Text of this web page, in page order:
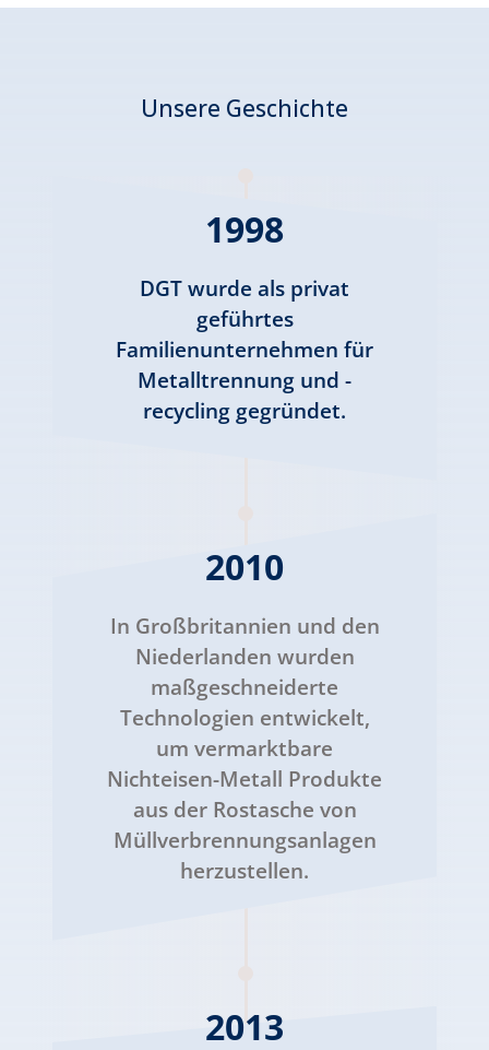
Unsere Geschichte
1998
DGT wurde als privat
geführtes
Familienunternehmen für
Metalltrennung und -
recycling gegründet.
2010
In Großbritannien und den
Niederlanden wurden
maßgeschneiderte
Technologien entwickelt,
um vermarktbare
Nichteisen-Metall Produkte
aus der Rostasche von
Müllverbrennungsanlagen
herzustellen.
2013